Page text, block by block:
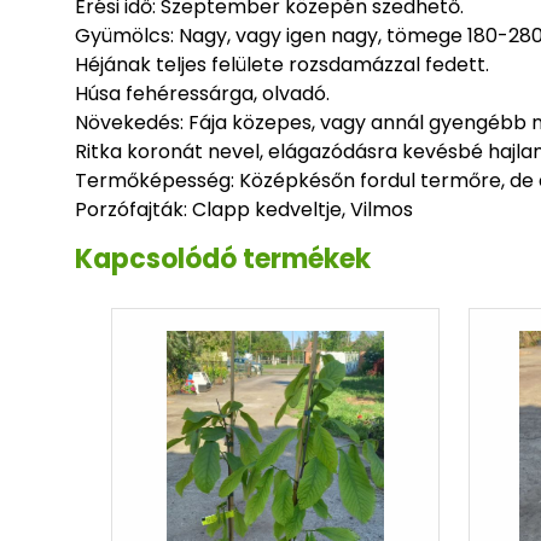
Érési idő: Szeptember közepén szedhető.
Gyümölcs: Nagy, vagy igen nagy, tömege 180-
Héjának teljes felülete rozsdamázzal fedett.
Húsa fehéressárga, olvadó.
Növekedés: Fája közepes, vagy annál gyengébb
Ritka koronát nevel, elágazódásra kevésbé
Termőképesség: Középkésőn fordul termőre,
Porzófajták: Clapp kedveltje, Vilmos
Kapcsolódó termékek